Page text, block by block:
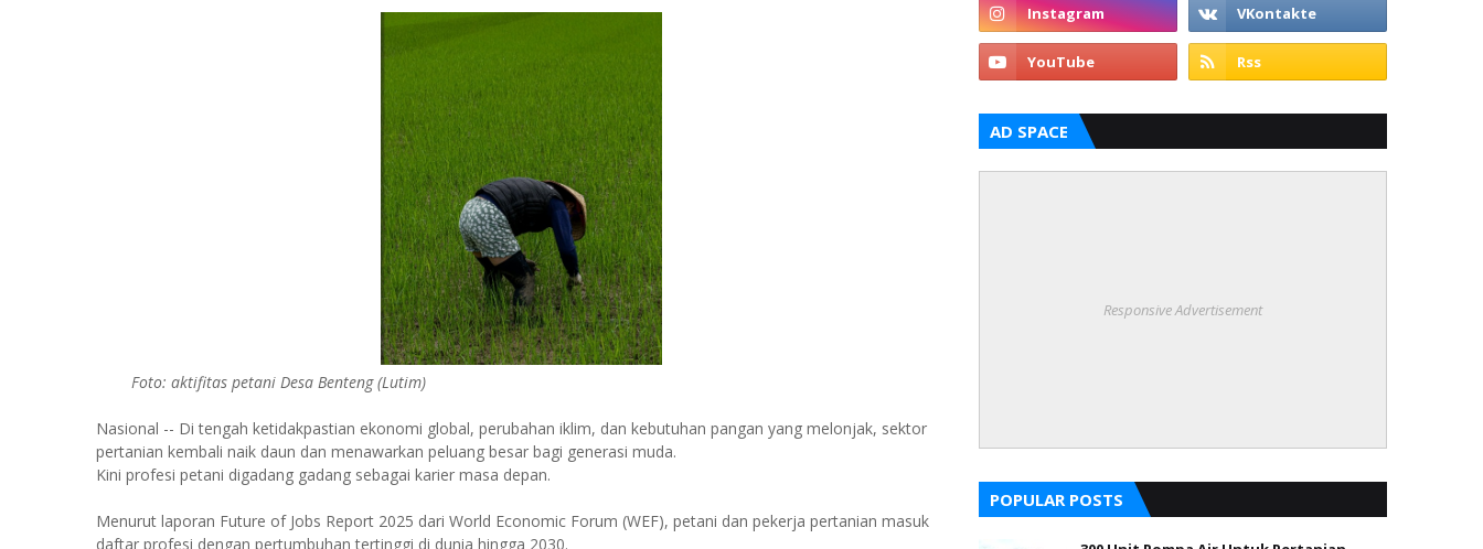
Foto: aktifitas petani Desa Benteng (Lutim)
Nasional -- Di tengah ketidakpastian ekonomi global, perubahan iklim, dan kebutuhan pangan yang melonjak, sektor
pertanian kembali naik daun dan menawarkan peluang besar bagi generasi muda.
Kini profesi petani digadang gadang sebagai karier masa depan.
Menurut laporan Future of Jobs Report 2025 dari World Economic Forum (WEF), petani dan pekerja pertanian masuk
daftar profesi dengan pertumbuhan tertinggi di dunia hingga 2030.
AD SPACE
Responsive Advertisement
POPULAR POSTS